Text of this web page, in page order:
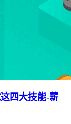
四大技能-薪